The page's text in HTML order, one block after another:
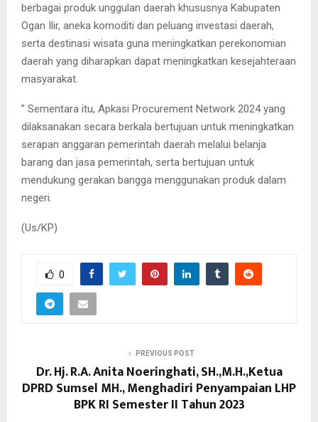
berbagai produk unggulan daerah khususnya Kabupaten
Ogan Ilir, aneka komoditi dan peluang investasi daerah,
serta destinasi wisata guna meningkatkan perekonomian
daerah yang diharapkan dapat meningkatkan kesejahteraan
masyarakat.
” Sementara itu, Apkasi Procurement Network 2024 yang
dilaksanakan secara berkala bertujuan untuk meningkatkan
serapan anggaran pemerintah daerah melalui belanja
barang dan jasa pemerintah, serta bertujuan untuk
mendukung gerakan bangga menggunakan produk dalam
negeri.
(Us/KP)
0
PREVIOUS POST
Dr. Hj. R.A. Anita Noeringhati, SH.,M.H.,Ketua
DPRD Sumsel MH., Menghadiri Penyampaian LHP
BPK RI Semester II Tahun 2023